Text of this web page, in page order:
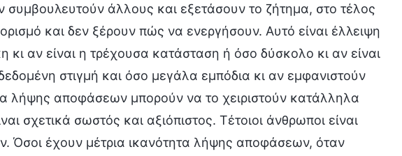
άλλους και εξετάσουν το ζήτημα, στο τέλος
και δεν ξέρουν πώς να ενεργήσουν. Αυτό είναι έλλειψη
αν είναι η τρέχουσα κατάσταση ή όσο δύσκολο κι αν είναι
στιγμή και όσο μεγάλα εμπόδια κι αν εμφανιστούν
λήψης αποφάσεων μπορούν να το χειριστούν κατάλληλα
σχετικά σωστός και αξιόπιστος. Τέτοιοι άνθρωποι είναι
Όσοι έχουν μέτρια ικανότητα λήψης αποφάσεων, όταν